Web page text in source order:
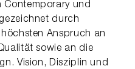
Contemporary und
durch
Anspruch an
sowie an die
Vision, Disziplin und